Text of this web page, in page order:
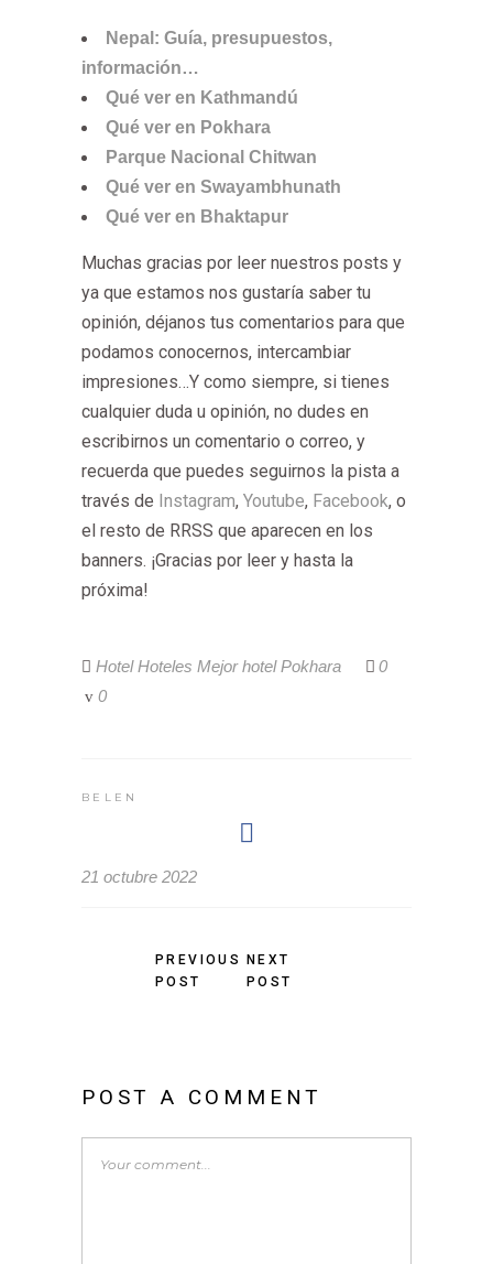
Nepal: Guía, presupuestos,
información…
Qué ver en Kathmandú
Qué ver en Pokhara
Parque Nacional Chitwan
Qué ver en Swayambhunath
Qué ver en Bhaktapur
Muchas gracias por leer nuestros posts y
ya que estamos nos gustaría saber tu
opinión, déjanos tus comentarios para que
podamos conocernos, intercambiar
impresiones…Y como siempre, si tienes
cualquier duda u opinión, no dudes en
escribirnos un comentario o correo, y
recuerda que puedes seguirnos la pista a
través de Instagram, Youtube, Facebook, o
el resto de RRSS que aparecen en los
banners. ¡Gracias por leer y hasta la
próxima!
Hotel Hoteles Mejor hotel Pokhara
0
0
BELEN
21 octubre 2022
PREVIOUS
POST
NEXT
POST
POST A COMMENT